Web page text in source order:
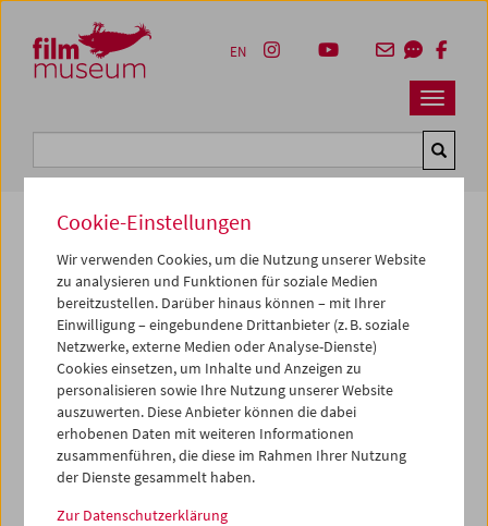
Zum Inhalt
Zum Hauptmenü
Zur Servicenavigation
Zum Suche
Navbar
EN
Kulturerbe digital
Feininger in Moskau
1991, Super 8, Farbe,1 min
Regie:Gustav Deutsch
Sammlung:Österreichisches Filmmuseum
Dieser Inhalt von 'vimeo' kann aufgrund Ihrer
Datenschutzeinstellungen nicht angezeigt werden.
Cookie-Einstellungen
Wir verwenden Cookies, um die Nutzung unserer Website
zu analysieren und Funktionen für soziale Medien
bereitzustellen. Darüber hinaus können – mit Ihrer
Einwilligung – eingebundene Drittanbieter (z. B. soziale
Netzwerke, externe Medien oder Analyse-Dienste)
Cookies einsetzen, um Inhalte und Anzeigen zu
personalisieren sowie Ihre Nutzung unserer Website
auszuwerten. Diese Anbieter können die dabei
erhobenen Daten mit weiteren Informationen
zusammenführen, die diese im Rahmen Ihrer Nutzung
der Dienste gesammelt haben.
Zur Datenschutzerklärung